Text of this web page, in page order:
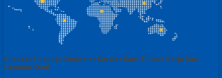
Silahkan Hubungi Customer Service Kami Di Jam Kerja Dan
Layanan Kami